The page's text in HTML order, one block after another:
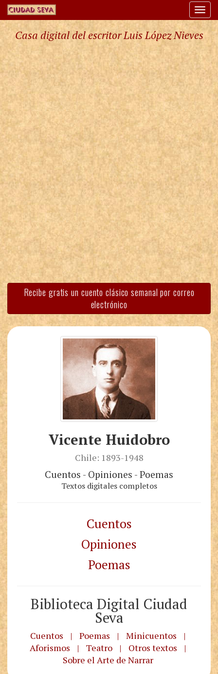
Casa digital del escritor Luis López Nieves
Recibe gratis un cuento clásico semanal por correo
electrónico
Vicente Huidobro
Chile: 1893-1948
Cuentos - Opiniones - Poemas
Textos digitales completos
Cuentos
Opiniones
Poemas
Biblioteca Digital Ciudad
Seva
Cuentos | Poemas | Minicuentos
|
Aforismos
| Teatro | Otros textos
|
Sobre el Arte de Narrar